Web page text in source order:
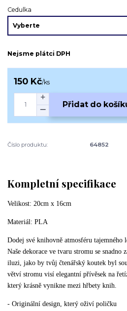
Cedulka
Nejsme plátci DPH
150 Kč/ks
Přidat do
Číslo produktu: 64852
Kompletní specifikace
Velikost: 20cm x 16cm
Materiál: PLA
Dodej své knihovně atmosféru tajemného
Naše dekorace ve tvaru stromu se
iluzi, jako by tvůj čtenářský koutek byl
větví stromu visí elegantní přívěsek na
který krásně vynikne mezi hřbety knih.
- Originální design, který oživí poličku